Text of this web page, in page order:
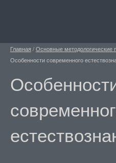
Главная /Основные
Особенности современного